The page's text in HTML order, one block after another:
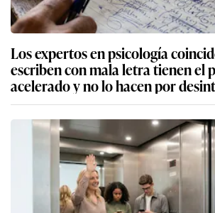
Los expertos en psicología
escriben con mala letra tienen el
acelerado y no lo hacen por